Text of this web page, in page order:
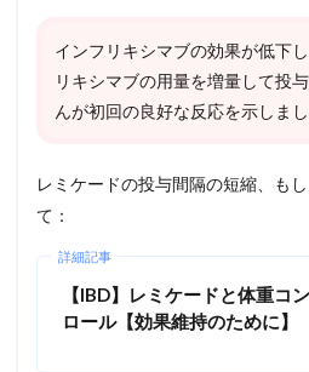
インフリキシマブの効果が低下
リキシマブの用量を増量して投
んが初回の良好な反応を示しま
レミケードの投与間隔の短縮、も
て：
詳細記事
【IBD】レミケードと体重コ
ロール【効果維持のために】